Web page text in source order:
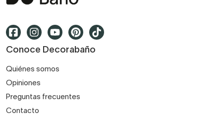
Conoce Decorabaño
Quiénes somos
Opiniones
Preguntas frecuentes
Contacto